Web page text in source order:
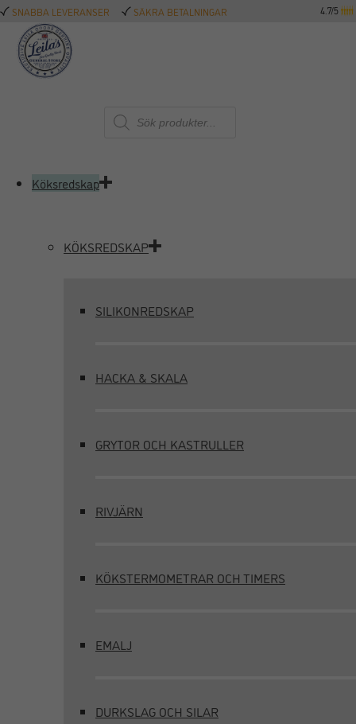
SNABBA LEVERANSER SÄKRA BETALNINGAR 4.7/5
Produktsökning
Köksredskap
KÖKSREDSKAP
SILIKONREDSKAP
HACKA & SKALA
GRYTOR OCH KASTRULLER
RIVJÄRN
KÖKSTERMOMETRAR OCH TIMERS
EMALJ
DURKSLAG OCH SILAR